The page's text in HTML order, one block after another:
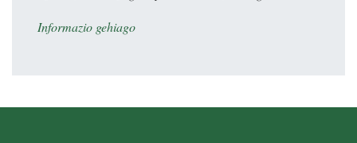
Informazio gehiago